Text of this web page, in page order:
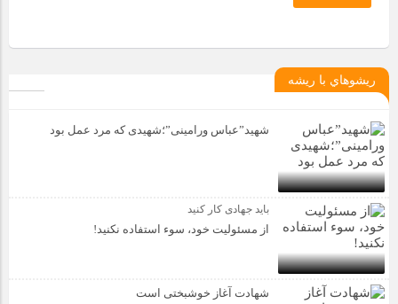
ريشوهاي با ريشه
شهید”عباس ورامینی”؛شهیدی که مرد عمل بود
باید جهادی کار کنید
از مسئولیت خود، سوء استفاده نکنید!
شهادت آغاز خوشبختی است